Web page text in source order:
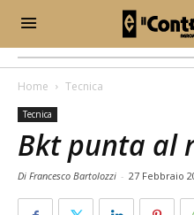
Home Tecnica
Tecnica
Bkt punta al
Di Francesco Bartolozzi - 27 Febbraio